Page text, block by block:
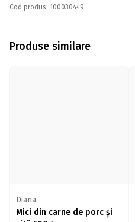
Cod produs: 100030449
Produse similare
Diana
Mici din carne de porc și